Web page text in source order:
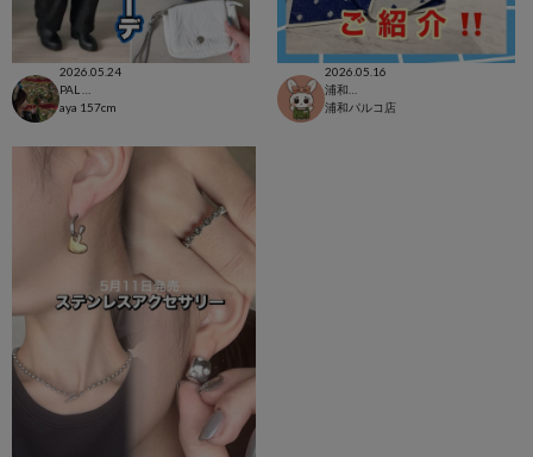
2026.05.24
aya 157cm
2026.05.16
浦和パルコ店